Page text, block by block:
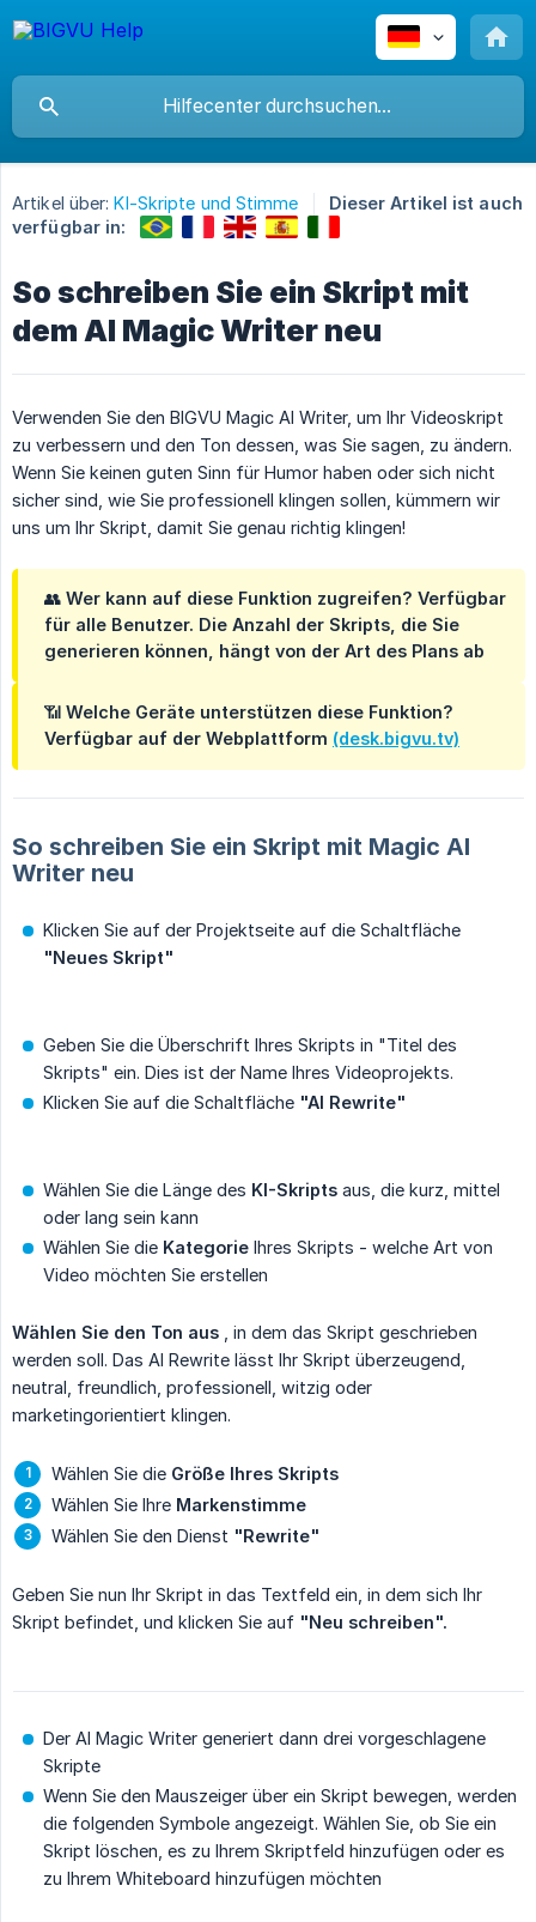
Artikel über: KI-Skripte und Stimme
Dieser Artikel ist auch
verfügbar in:
So schreiben Sie ein Skript mit
dem AI Magic Writer neu
Verwenden Sie den BIGVU Magic AI Writer, um Ihr Videoskript
zu verbessern und den Ton dessen, was Sie sagen, zu ändern.
Wenn Sie keinen guten Sinn für Humor haben oder sich nicht
sicher sind, wie Sie professionell klingen sollen, kümmern wir
uns um Ihr Skript, damit Sie genau richtig klingen!
👥 Wer kann auf diese Funktion zugreifen? Verfügbar
für alle Benutzer. Die Anzahl der Skripts, die Sie
generieren können, hängt von der Art des Plans ab
📶 Welche Geräte unterstützen diese Funktion?
Verfügbar auf der Webplattform (desk.bigvu.tv)
So schreiben Sie ein Skript mit Magic AI
Writer neu
Klicken Sie auf der Projektseite auf die Schaltfläche
"Neues Skript"
Geben Sie die Überschrift Ihres Skripts in "Titel des
Skripts" ein. Dies ist der Name Ihres Videoprojekts.
Klicken Sie auf die Schaltfläche "AI Rewrite"
Wählen Sie die Länge des KI-Skripts aus, die kurz, mittel
oder lang sein kann
Wählen Sie die Kategorie Ihres Skripts - welche Art von
Video möchten Sie erstellen
Wählen Sie den Ton aus , in dem das Skript geschrieben
werden soll. Das AI Rewrite lässt Ihr Skript überzeugend,
neutral, freundlich, professionell, witzig oder
marketingorientiert klingen.
Wählen Sie die Größe Ihres Skripts
Wählen Sie Ihre Markenstimme
Wählen Sie den Dienst "Rewrite"
Geben Sie nun Ihr Skript in das Textfeld ein, in dem sich Ihr
Skript befindet, und klicken Sie auf "Neu schreiben".
Der AI Magic Writer generiert dann drei vorgeschlagene
Skripte
Wenn Sie den Mauszeiger über ein Skript bewegen, werden
die folgenden Symbole angezeigt. Wählen Sie, ob Sie ein
Skript löschen, es zu Ihrem Skriptfeld hinzufügen oder es
zu Ihrem Whiteboard hinzufügen möchten